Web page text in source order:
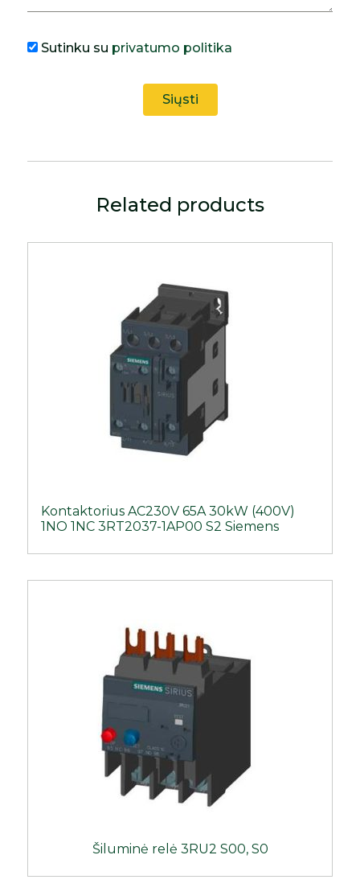
Sutinku su privatumo politika
Related products
Kontaktorius AC230V 65A 30kW (400V)
1NO 1NC 3RT2037-1AP00 S2 Siemens
Šiluminė relė 3RU2 S00, S0